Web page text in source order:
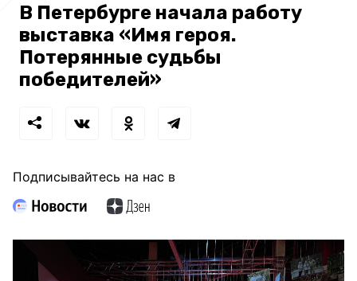
В Петербурге начала работу
выставка «Имя героя.
Потерянные судьбы
победителей»
Подписывайтесь на нас в